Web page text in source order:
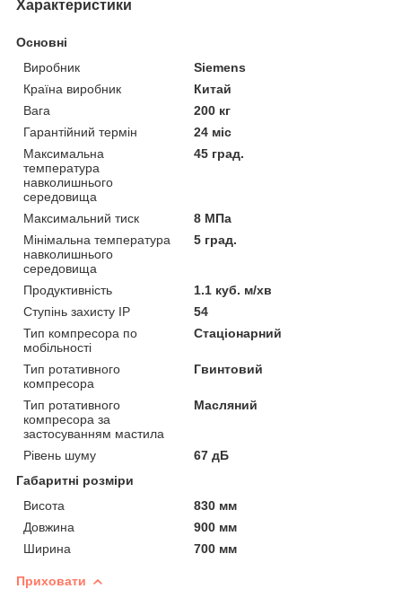
Характеристики
Основні
Виробник
Siemens
Країна виробник
Китай
Вага
200 кг
Гарантійний термін
24 міс
Максимальна
температура
навколишнього
середовища
45 град.
Максимальний тиск
8 МПа
Мінімальна температура
навколишнього
середовища
5 град.
Продуктивність
1.1 куб. м/хв
Ступінь захисту IP
54
Тип компресора по
мобільності
Стаціонарний
Тип ротативного
компресора
Гвинтовий
Тип ротативного
компресора за
застосуванням мастила
Масляний
Рівень шуму
67 дБ
Габаритні розміри
Висота
830 мм
Довжина
900 мм
Ширина
700 мм
Приховати